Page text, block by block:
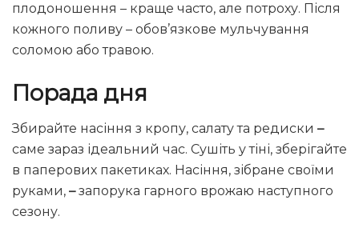
плодоношення – краще часто, але потроху. Після
кожного поливу – обов’язкове мульчування
соломою або травою.
Порада дня
Збирайте насіння з кропу, салату та редиски –
саме зараз ідеальний час. Сушіть у тіні, зберігайте
в паперових пакетиках. Насіння, зібране своїми
руками, –запорука гарного врожаю наступного
сезону.